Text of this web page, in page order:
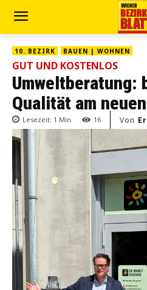
10. BEZIRK BAUEN | WOHNEN
GUT UND KOSTENLOS
Umweltberatung:
Qualität am
Lesezeit: 1 Min. 16 Von